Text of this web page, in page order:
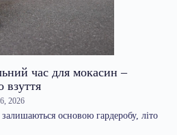
час для мокасин –
взуття
2026
основою гардеробу, літо